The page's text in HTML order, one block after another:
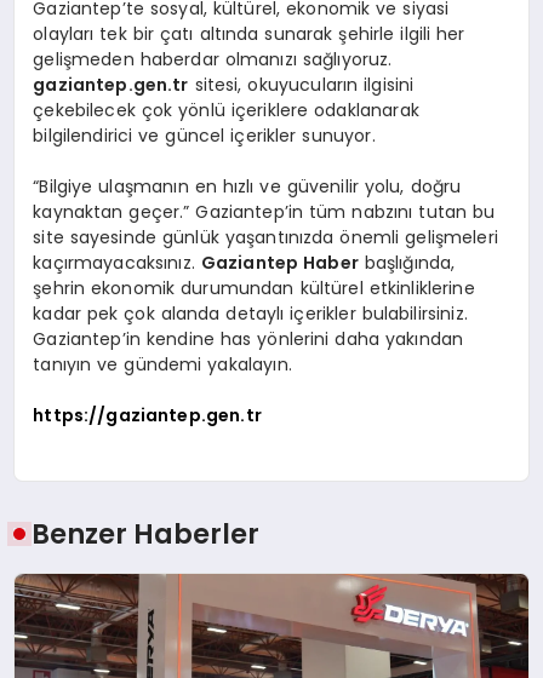
Gaziantep’te sosyal, kültürel, ekonomik ve siyasi
olayları tek bir çatı altında sunarak şehirle ilgili her
gelişmeden haberdar olmanızı sağlıyoruz.
gaziantep.gen.tr sitesi, okuyucuların ilgisini
çekebilecek çok yönlü içeriklere odaklanarak
bilgilendirici ve güncel içerikler sunuyor.
“Bilgiye ulaşmanın en hızlı ve güvenilir yolu, doğru
kaynaktan geçer.” Gaziantep’in tüm nabzını tutan bu
site sayesinde günlük yaşantınızda önemli gelişmeleri
kaçırmayacaksınız. Gaziantep Haberbaşlığında,
şehrin ekonomik durumundan kültürel etkinliklerine
kadar pek çok alanda detaylı içerikler bulabilirsiniz.
Gaziantep’in kendine has yönlerini daha yakından
tanıyın ve gündemi yakalayın.
https://gaziantep.gen.tr
Benzer Haberler